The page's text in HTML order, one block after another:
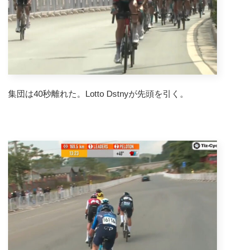
集団は40秒離れた。Lotto Dstnyが先頭を引く。